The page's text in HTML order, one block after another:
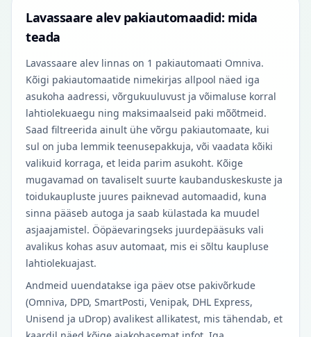
Lavassaare alev pakiautomaadid: mida
teada
Lavassaare alev linnas on 1 pakiautomaati Omniva.
Kõigi pakiautomaatide nimekirjas allpool näed iga
asukoha aadressi, võrgukuuluvust ja võimaluse korral
lahtiolekuaegu ning maksimaalseid paki mõõtmeid.
Saad filtreerida ainult ühe võrgu pakiautomaate, kui
sul on juba lemmik teenusepakkuja, või vaadata kõiki
valikuid korraga, et leida parim asukoht. Kõige
mugavamad on tavaliselt suurte kaubanduskeskuste ja
toidukaupluste juures paiknevad automaadid, kuna
sinna pääseb autoga ja saab külastada ka muudel
asjaajamistel. Ööpäevaringseks juurdepääsuks vali
avalikus kohas asuv automaat, mis ei sõltu kaupluse
lahtiolekuajast.
Andmeid uuendatakse iga päev otse pakivõrkude
(Omniva, DPD, SmartPosti, Venipak, DHL Express,
Unisend ja uDrop) avalikest allikatest, mis tähendab, et